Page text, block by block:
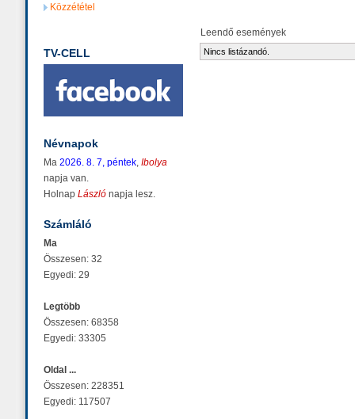
Közzététel
TV-CELL
Névnapok
Ma 2026. 8. 7, péntek, Ibolya
napja van.
Holnap László napja lesz.
Számláló
Ma
Összesen: 32
Egyedi: 29
Legtöbb
Összesen: 68358
Egyedi: 33305
Oldal ...
Összesen: 228351
Egyedi: 117507
Leendő események
Nincs listázandó.